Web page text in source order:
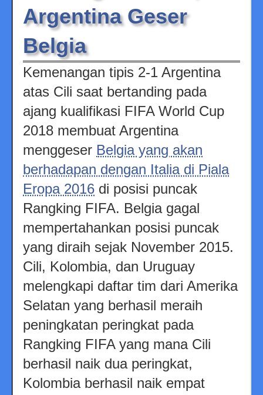
Argentina Geser
Belgia
Kemenangan tipis 2-1 Argentina
atas Cili saat bertanding pada
ajang kualifikasi FIFA World Cup
2018 membuat Argentina
menggeser Belgia yang akan
berhadapan dengan Italia di Piala
Eropa 2016 di posisi puncak
Rangking FIFA. Belgia gagal
mempertahankan posisi puncak
yang diraih sejak November 2015.
Cili, Kolombia, dan Uruguay
melengkapi daftar tim dari Amerika
Selatan yang berhasil meraih
peningkatan peringkat pada
Rangking FIFA yang mana Cili
berhasil naik dua peringkat,
Kolombia berhasil naik empat